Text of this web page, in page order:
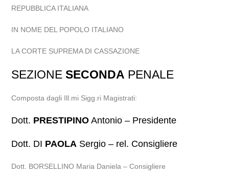
REPUBBLICA ITALIANA
IN NOME DEL POPOLO ITALIANO
LA CORTE SUPREMA DI CASSAZIONE
SEZIONESECONDA PENALE
Composta dagli Ill.mi Sigg.ri Magistrati:
Dott. PRESTIPINO Antonio – Presidente
Dott. DI PAOLA Sergio – rel. Consigliere
Dott. BORSELLINO Maria Daniela – Consigliere